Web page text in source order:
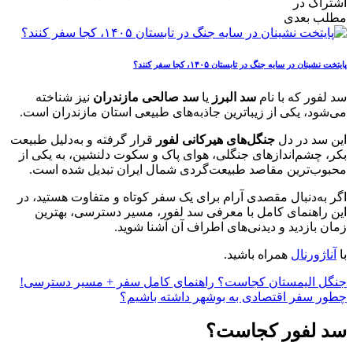
اشتراک در
مطلب بعدی
پایتخت‌ نشینان در سایه جنگ در تابستان ۱۴۰۵، کجا سفر کنند؟
سد لفور که با نام سد البرز یا سد صالحی مازندران نیز شناخته
می‌شود، یکی از زیباترین جاذبه‌های طبیعی استان مازندران است.
این سد در دل جنگل‌های هیرکانی لفور قرار گرفته و به‌دلیل طبیعت
بکر، چشم‌اندازهای جنگلی، هوای پاک و سکوت دلنشین، به یکی از
محبوب‌ترین مقاصد طبیعت‌گردی شمال ایران تبدیل شده است.
اگر به‌دنبال مقصدی آرام برای یک سفر کوتاه و متفاوت هستید، در
این راهنمای کامل با معرفی سد لفور، مسیر دسترسی، بهترین
زمان بازدید و دیدنی‌های اطراف آن آشنا شوید.
با آناژورنال همراه باشید.
جنگل الیمستان کجاست؟ راهنمای کامل سفر + مسیر دسترسی!
چطور سفر اقتصادی به بوشهر داشته باشیم؟
سد لفور کجاست؟